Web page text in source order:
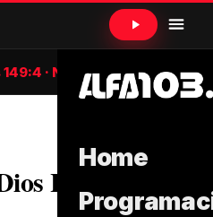
Home
· NTV
Habla Hoy